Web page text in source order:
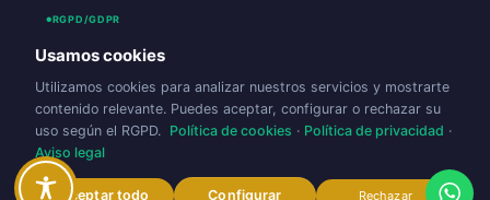
RGPD/GDPR
Usamos cookies
Utilizamos cookies para analizar nuestros servicios y mostrarte
contenido relevante. Puedes aceptar, configurar o rechazar su
uso según el RGPD. Política de cookies · Política de privacidad ·
Aviso legal
Aceptar todo Configurar Rechazar